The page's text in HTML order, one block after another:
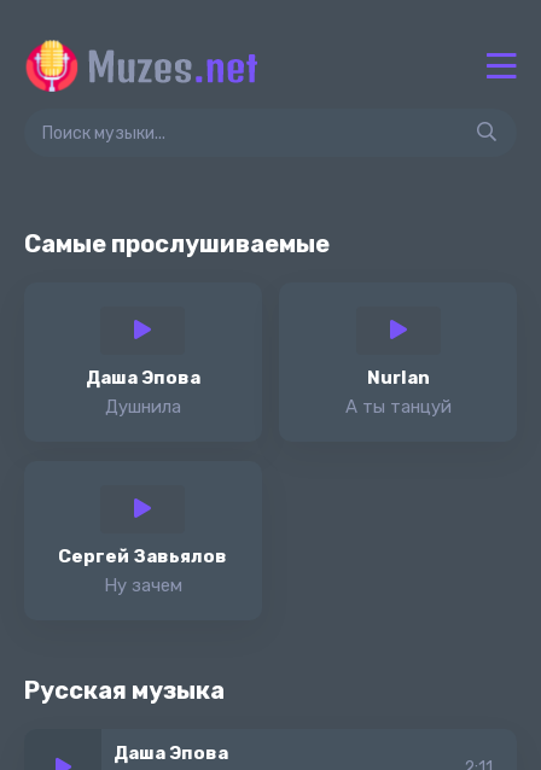
Самые прослушиваемые
Даша Эпова
Душнила
Nurlan
А ты танцуй
Сергей Завьялов
Ну зачем
Русская музыка
Даша Эпова